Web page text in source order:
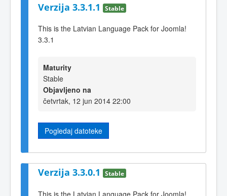
Verzija 3.3.1.1 Stable
This is the Latvian Language Pack for Joomla!
3.3.1
Maturity
Stable
Objavljeno na
četvrtak, 12 jun 2014 22:00
Pogledaj datoteke
Verzija 3.3.0.1 Stable
This is the Latvian Language Pack for Joomla!